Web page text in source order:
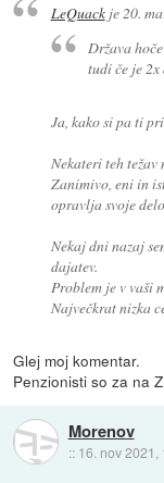
LeQuackje 20.
Država
tudi če je
Ja, kako si pa ti
Nekateri teh težav
Zanimivo, eni in
opravlja svoje
Nekaj dni nazaj
dajatev.
Problem je v vaši
Največkrat nizka
Glej moj komentar.
Penzionisti so za na
Morenov
:: 16. nov 2021,